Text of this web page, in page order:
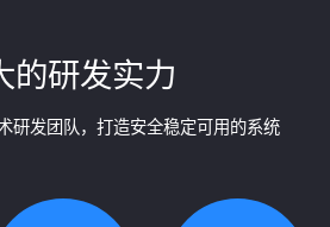
的研发实力
研发团队，打造安全稳定可用的系统